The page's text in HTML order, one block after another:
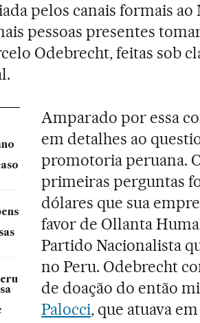
pelos canais formais
pessoas presentes
Odebrecht, feitas sob
Amparado por essa
em detalhes ao
promotoria peruana.
primeiras perguntas
dólares que sua
favor de Ollanta
Partido Nacionalista
no Peru. Odebrecht
de doação do então
Palocci, que atuava